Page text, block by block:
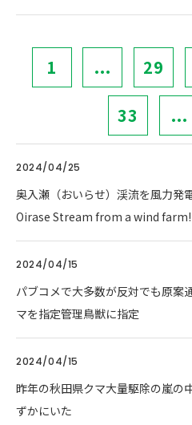
1 ... 29
33 ...
2024/04/25
奥入瀬（おいらせ）渓流を風力
Oirase Stream from a wind farm!
2024/04/15
パブコメで大多数が反対でも原
マを指定管理鳥獣に指定
2024/04/15
昨年の秋田県クマ大量駆除の嵐の
ずかにいた